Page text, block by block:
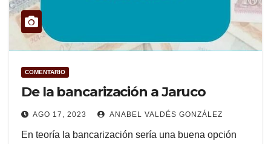
COMENTARIO
De la bancarización a Jaruco
AGO 17, 2023 ANABEL VALDÉS GONZÁLEZ
En teoría la bancarización sería una buena opción